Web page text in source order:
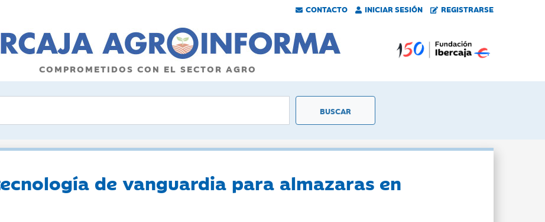
CONTACTO INICIAR SESIÓN REGISTRARSE
COMPROMETIDOS CON EL SECTOR AGRO
de vanguardia para almazaras en